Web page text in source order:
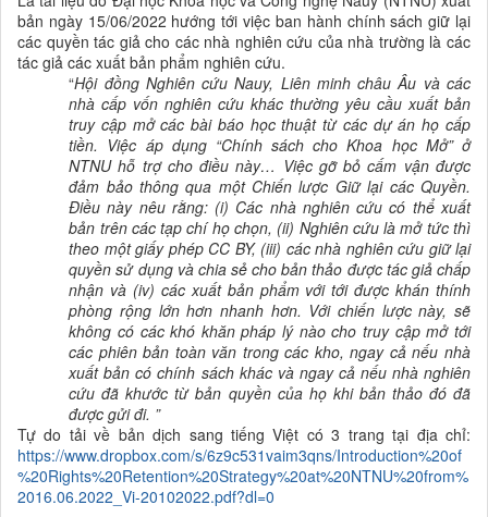
bản ngày 15/06/2022 hướng tới việc ban hành chính sách giữ lại
các quyền tác giả cho các nhà nghiên cứu của nhà trường là các
tác giả các xuất bản phẩm nghiên cứu.
“Hội đồng Nghiên cứu Nauy, Liên minh châu Âu và các
nhà cấp vốn nghiên cứu khác thường yêu cầu xuất bản
truy cập mở các bài báo học thuật từ các dự án họ cấp
tiền. Việc áp dụng “Chính sách cho Khoa học Mở” ở
NTNU hỗ trợ cho điều này… Việc gỡ bỏ cấm vận được
đảm bảo thông qua một Chiến lược Giữ lại các Quyền.
Điều này nêu rằng: (i) Các nhà nghiên cứu có thể xuất
bản trên các tạp chí họ chọn, (ii) Nghiên cứu là mở tức thì
theo một giấy phép CC BY, (iii) các nhà nghiên cứu giữ lại
quyền sử dụng và chia sẻ cho bản thảo được tác giả chấp
nhận và (iv) các xuất bản phẩm với tới được khán thính
phòng rộng lớn hơn nhanh hơn. Với chiến lược này, sẽ
không có các khó khăn pháp lý nào cho truy cập mở tới
các phiên bản toàn văn trong các kho, ngay cả nếu nhà
xuất bản có chính sách khác và ngay cả nếu nhà nghiên
cứu đã khước từ bản quyền của họ khi bản thảo đó đã
được gửi đi. ”
Tự do tải về bản dịch sang tiếng Việt có 3 trang tại địa chỉ:
https://www.dropbox.com/s/6z9c531vaim3qns/Introduction%20of
%20Rights%20Retention%20Strategy%20at%20NTNU%20from%
2016.06.2022_Vi-20102022.pdf?dl=0